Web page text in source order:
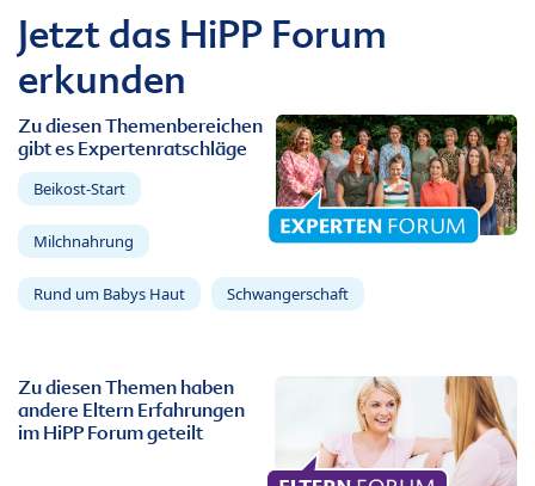
Jetzt das HiPP Forum
erkunden
Zu diesen Themenbereichen
gibt es Expertenratschläge
Beikost-Start
Milchnahrung
Rund um Babys Haut Schwangerschaft
Zu diesen Themen haben
andere Eltern Erfahrungen
im HiPP Forum geteilt